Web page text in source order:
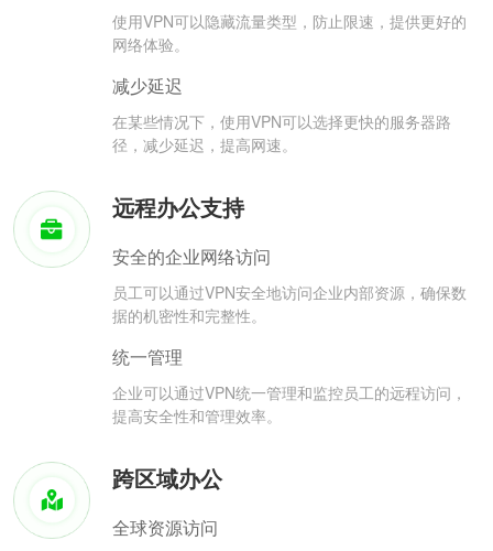
使用VPN可以隐藏流量类型，防止限速，提供更好的
网络体验。
减少延迟
在某些情况下，使用VPN可以选择更快的服务器路
径，减少延迟，提高网速。
远程办公支持
安全的企业网络访问
员工可以通过VPN安全地访问企业内部资源，确保数
据的机密性和完整性。
统一管理
企业可以通过VPN统一管理和监控员工的远程访问，
提高安全性和管理效率。
跨区域办公
全球资源访问